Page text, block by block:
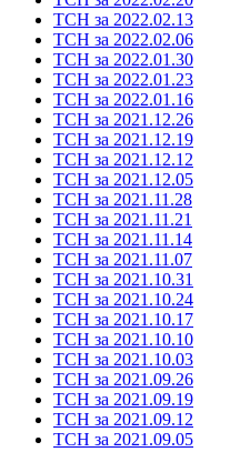
ТСН за 2022.02.13
ТСН за 2022.02.06
ТСН за 2022.01.30
ТСН за 2022.01.23
ТСН за 2022.01.16
ТСН за 2021.12.26
ТСН за 2021.12.19
ТСН за 2021.12.12
ТСН за 2021.12.05
ТСН за 2021.11.28
ТСН за 2021.11.21
ТСН за 2021.11.14
ТСН за 2021.11.07
ТСН за 2021.10.31
ТСН за 2021.10.24
ТСН за 2021.10.17
ТСН за 2021.10.10
ТСН за 2021.10.03
ТСН за 2021.09.26
ТСН за 2021.09.19
ТСН за 2021.09.12
ТСН за 2021.09.05